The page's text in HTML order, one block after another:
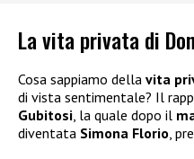
La vita privata di
Cosa sappiamo della vita
di vista sentimentale? Il
Gubitosi, la quale dopo il
diventata Simona Florio,